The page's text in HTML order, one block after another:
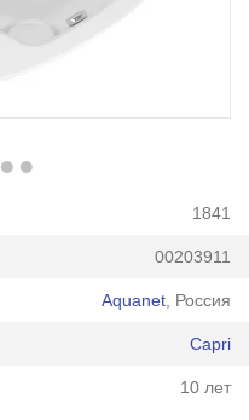
1841
00203911
Aquanet , Россия
Capri
10 лет